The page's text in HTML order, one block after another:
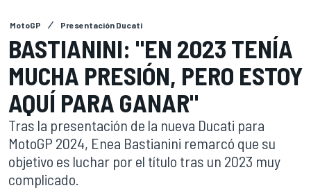
MotoGP Presentación Ducati
BASTIANINI: "EN 2023 TENÍA
MUCHA PRESIÓN, PERO ESTOY
AQUÍ PARA GANAR"
Tras la presentación de la nueva Ducati para
MotoGP 2024, Enea Bastianini remarcó que su
objetivo es luchar por el título tras un 2023 muy
complicado.